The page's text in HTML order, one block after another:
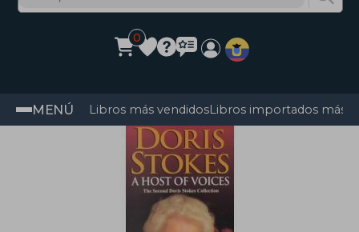
0
MENÚ Libros más vendidosLibros importados más